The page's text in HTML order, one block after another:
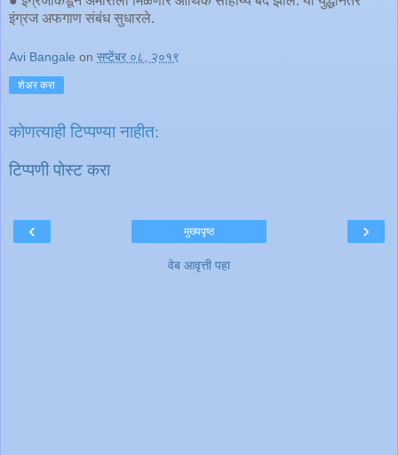
इंग्रज अफगाण संबंध सुधारले.
Avi Bangale on सप्टेंबर ०८, २०१९
शेअर करा
कोणत्याही टिप्पण्‍या नाहीत:
टिप्पणी पोस्ट करा
‹ ›
मुख्यपृष्ठ
वेब आवृत्ती पहा